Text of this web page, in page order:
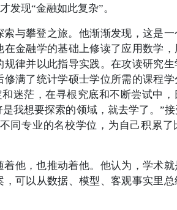
发现“金融如此复杂”。
与攀登之旅。他渐渐发现，这是
金融学的基础上修读了应用数学
律并以此指导实践。在攻读研究生
满了统计学硕士学位所需的课程
迷茫，在寻根究底和不断尝试中
我想要探索的领域，就去学了。”
同专业的名校学位，为自己积累了
他，也推动着他。他认为，学术
可以从数据、模型、客观事实里